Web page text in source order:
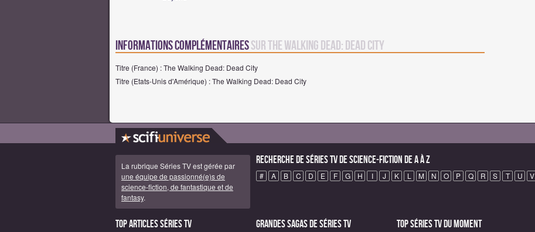
Informations complémentairessur The Walking Dead: Dead City
Titre (France) : The Walking Dead: Dead City
Titre (Etats-Unis d'Amérique) : The Walking Dead: Dead City
La rubrique Séries TV est gérée par
une équipe de passionné(e)s de
science-fiction, de fantastique et de
fantasy.
Recherche de Séries TV de science-fiction de A à Z
# A B C D E F G H I J K L M N O P Q R S T U V
Top articles Séries TV Grandes sagas de Séries TV Top Séries TV du moment